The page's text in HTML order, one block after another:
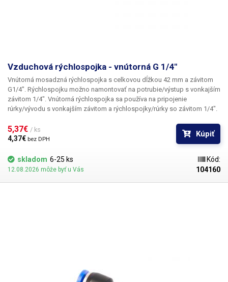
Vzduchová rýchlospojka - vnútorná G 1/4"
Vnútorná mosadzná rýchlospojka s celkovou dĺžkou 42 mm a závitom
G1/4". Rýchlospojku možno namontovať na potrubie/výstup s vonkajším
závitom 1/4". Vnútorná rýchlospojka sa používa na pripojenie
rúrky/vývodu s vonkajším závitom a rýchlospojky/rúrky so závitom 1/4".
5,37€ / ks
4,37€ bez DPH
Kúpiť
skladom 6-25 ks
12.08.2026 môže byť u Vás
Kód:
104160